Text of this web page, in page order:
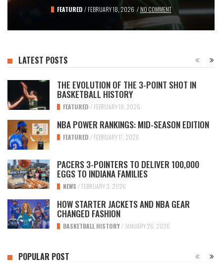
FEATURED / FEBRUARY 18, 2026 / NO COMMENT
FEATURED / FEBRUARY 17, 2026 / NO COMMENT
NEWS/ FEBRUARY 3, 2026 / NO COMMENT
BASKETBALL HISTORY / JANUARY 26, 2026 / NO COMMENT
LATEST POSTS
THE EVOLUTION OF THE 3-POINT SHOT IN
BASKETBALL HISTORY
FEATURED / FEBRUARY 18, 2026
NBA POWER RANKINGS: MID-SEASON EDITION
FEATURED / FEBRUARY 17, 2026
PACERS 3-POINTERS TO DELIVER 100,000
EGGS TO INDIANA FAMILIES
NEWS / FEBRUARY 3, 2026
HOW STARTER JACKETS AND NBA GEAR
CHANGED FASHION
BASKETBALL HISTORY / JANUARY 26, 2026
POPULAR POST